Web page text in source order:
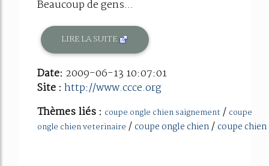
Beaucoup de gens...
LIRE LA SUITE
Date: 2009-06-13 10:07:01
Site : http://www.ccce.org
Thèmes liés : coupe ongle chien saignement / coupe
ongle chien veterinaire / coupe ongle chien/ coupe chien